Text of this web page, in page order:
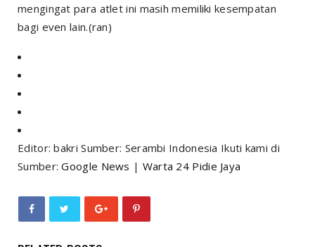
mengingat para atlet ini masih memiliki kesempatan
bagi even lain.(ran)
Editor: bakri Sumber: Serambi Indonesia Ikuti kami di
Sumber:Google News | Warta 24 Pidie Jaya